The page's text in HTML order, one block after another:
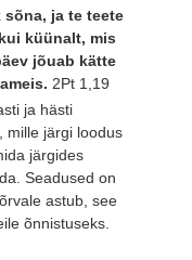
ja te teete
küünalt, mis
jõuab kätte
2Pt 1,19
ja hästi
mille järgi loodus
järgides
Seadused on
astub, see
õnnistuseks.